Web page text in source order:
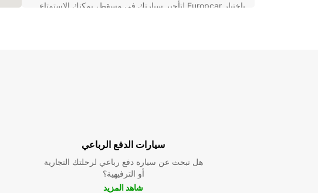
باختيار Europcar لتأجير سيارتك في مسقط، يمكنك الاستمتاع
سيارات الدفع الرباعي
هل تبحث عن سيارة دفع رباعي لرحلتك التجارية
أو الترفيهية؟
شاهد المزيد